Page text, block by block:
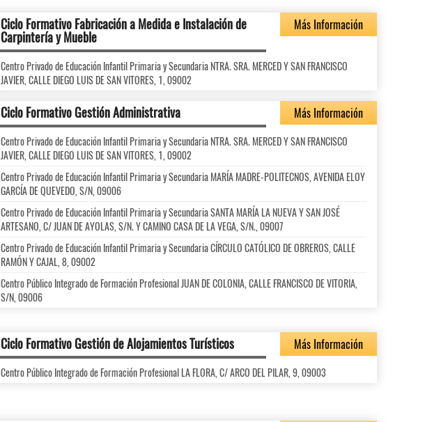
Ciclo Formativo Fabricación a Medida e Instalación de
Carpintería y Mueble
Más Información
Centro Privado de Educación Infantil Primaria y Secundaria NTRA. SRA. MERCED Y SAN FRANCISCO
JAVIER, CALLE DIEGO LUIS DE SAN VITORES, 1, 09002
Ciclo Formativo Gestión Administrativa Más Información
Centro Privado de Educación Infantil Primaria y Secundaria NTRA. SRA. MERCED Y SAN FRANCISCO
JAVIER, CALLE DIEGO LUIS DE SAN VITORES, 1, 09002
Centro Privado de Educación Infantil Primaria y Secundaria MARÍA MADRE-POLITECNOS, AVENIDA ELOY
GARCÍA DE QUEVEDO, S/N, 09006
Centro Privado de Educación Infantil Primaria y Secundaria SANTA MARÍA LA NUEVA Y SAN JOSÉ
ARTESANO, C/ JUAN DE AYOLAS, S/N. Y CAMINO CASA DE LA VEGA, S/N., 09007
Centro Privado de Educación Infantil Primaria y Secundaria CÍRCULO CATÓLICO DE OBREROS, CALLE
RAMÓN Y CAJAL, 8, 09002
Centro Público Integrado de Formación Profesional JUAN DE COLONIA, CALLE FRANCISCO DE VITORIA,
S/N, 09006
Ciclo Formativo Gestión de Alojamientos Turísticos Más Información
Centro Público Integrado de Formación Profesional LA FLORA, C/ ARCO DEL PILAR, 9, 09003